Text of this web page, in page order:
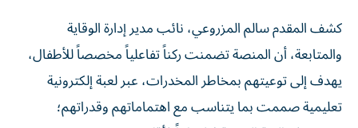
كشف المقدم سالم المزروعي، نائب مدير إدارة الوقاية
والمتابعة، أن المنصة تضمنت ركناً تفاعلياً مخصصاً للأطفال،
يهدف إلى توعيتهم بمخاطر المخدرات، عبر لعبة إلكترونية
تعليمية صممت بما يتناسب مع اهتماماتهم وقدراتهم؛